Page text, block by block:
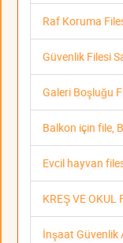
Raf Koruma
Güvenlik Filesi
Galeri Boşluğu
Balkon için file,
Evcil hayvan
KREŞ VE OKUL
İnşaat Güvenlik